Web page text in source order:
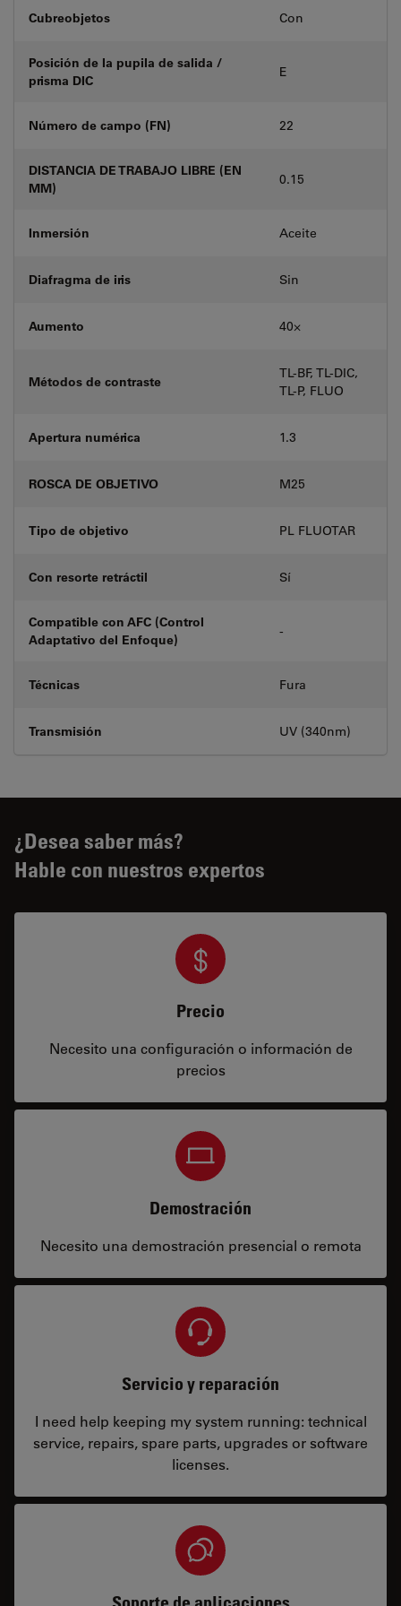
Cubreobjetos Con
Posición de la pupila de salida /
prisma DIC
E
Número de campo (FN) 22
DISTANCIA DE TRABAJO LIBRE (EN
MM)
0.15
Inmersión Aceite
Diafragma de iris Sin
Aumento 40⨉
Métodos de contraste
TL-BF, TL-DIC,
TL-P, FLUO
Apertura numérica 1.3
ROSCA DE OBJETIVO M25
Tipo de objetivo PL FLUOTAR
Con resorte retráctil Sí
Compatible con AFC (Control
Adaptativo del Enfoque)
-
Técnicas Fura
Transmisión UV (340nm)
¿Desea saber más?
Hable con nuestros expertos
Precio
Necesito una configuración o información de
precios
Demostración
Necesito una demostración presencial o remota
Servicio y reparación
I need help keeping my system running: technical
service, repairs, spare parts, upgrades or software
licenses.